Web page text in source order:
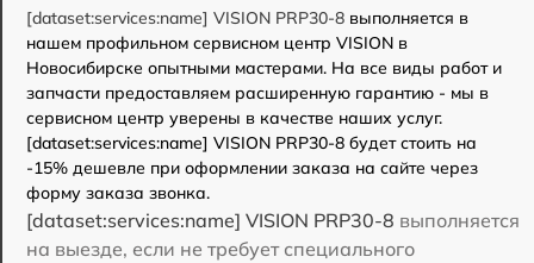
[dataset:services:name] VISION PRP30-8 выполняется в
нашем профильном сервисном центр VISION в
Новосибирске опытными мастерами. На все виды работ и
запчасти предоставляем расширенную гарантию - мы в
сервисном центр уверены в качестве наших услуг.
[dataset:services:name] VISION PRP30-8 будет стоить на
-15% дешевле при оформлении заказа на сайте через
форму заказа звонка.
[dataset:services:name] VISION PRP30-8 выполняется
на выезде, если не требует специального